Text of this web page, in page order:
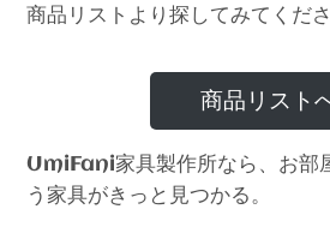
商品リストより探してみてくださ
商品リスト
UmiFani家具製作所なら、お部
う家具がきっと見つかる。